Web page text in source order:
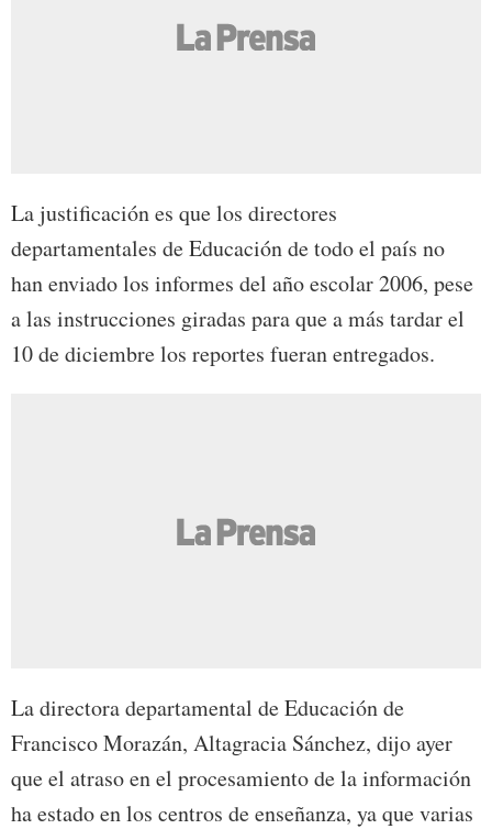
La justificación es que los directores
departamentales de Educación de todo el país no
han enviado los informes del año escolar 2006, pese
a las instrucciones giradas para que a más tardar el
10 de diciembre los reportes fueran entregados.
La directora departamental de Educación de
Francisco Morazán, Altagracia Sánchez, dijo ayer
que el atraso en el procesamiento de la información
ha estado en los centros de enseñanza, ya que varias